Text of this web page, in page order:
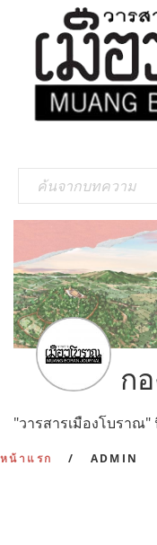
ก
"วารสารเมืองโบราณ"
หน้าแรก ADMIN